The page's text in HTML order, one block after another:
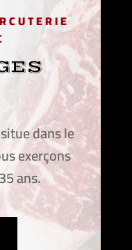
dans le
exerçons
ans.